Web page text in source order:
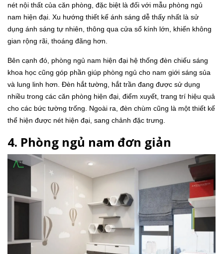
nét nội thất của căn phòng, đặc biệt là đối với mẫu phòng ngủ
nam hiện đại. Xu hướng thiết kế ánh sáng dễ thấy nhất là sử
dụng ánh sáng tự nhiên, thông qua cửa sổ kính lớn, khiến không
gian rộng rãi, thoáng đãng hơn.
Bên cạnh đó, phòng ngủ nam hiện đại hệ thống đèn chiếu sáng
khoa học cũng góp phần giúp phòng ngủ cho nam giới sáng sủa
và lung linh hơn. Đèn hắt tường, hắt trần đang được sử dụng
nhiều trong các căn phòng hiện đại, điểm xuyết, trang trí hiệu quả
cho các bức tường trống. Ngoài ra, đèn chùm cũng là một thiết kế
thể hiện được nét hiện đại, sang chảnh đặc trưng.
4. Phòng ngủ nam đơn giản